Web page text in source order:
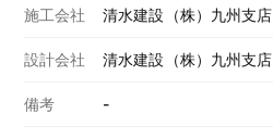
施工会社 清水建設（株）九州支店
設計会社 清水建設（株）九州支店
備考 -